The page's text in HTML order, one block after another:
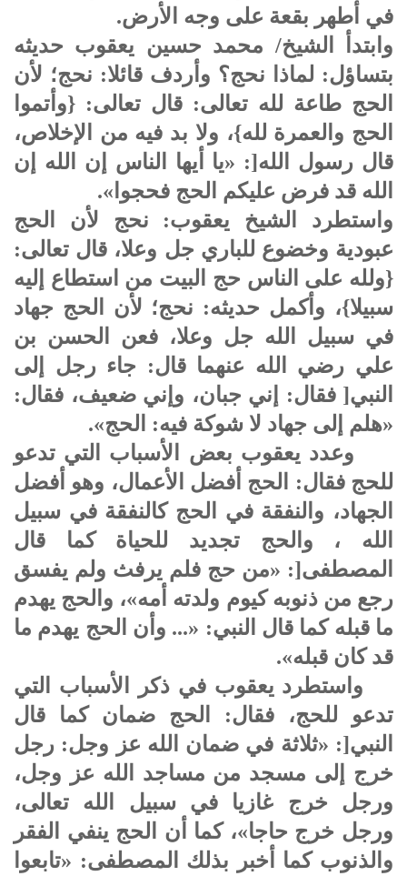
في أطهر بقعة على وجه الأرض.
وابتدأ الشيخ/ محمد حسين يعقوب حديثه
بتساؤل: لماذا نحج؟ وأردف قائلا: نحج؛ لأن
الحج طاعة لله تعالى: قال تعالى: {وأتموا
الحج والعمرة لله}، ولا بد فيه من الإخلاص،
قال رسول الله[: «يا أيها الناس إن الله إن
الله قد فرض عليكم الحج فحجوا».
واستطرد الشيخ يعقوب: نحج لأن الحج
عبودية وخضوع للباري جل وعلا، قال تعالى:
{ولله على الناس حج البيت من استطاع إليه
سبيلا}، وأكمل حديثه: نحج؛ لأن الحج جهاد
في سبيل الله جل وعلا، فعن الحسن بن
علي رضي الله عنهما قال: جاء رجل إلى
النبي[ فقال: إني جبان، وإني ضعيف، فقال:
«هلم إلى جهاد لا شوكة فيه: الحج».
وعدد يعقوب بعض الأسباب التي تدعو
للحج فقال: الحج أفضل الأعمال، وهو أفضل
الجهاد، والنفقة في الحج كالنفقة في سبيل
الله ، والحج تجديد للحياة كما قال
المصطفى[: «من حج فلم يرفث ولم يفسق
رجع من ذنوبه كيوم ولدته أمه»، والحج يهدم
ما قبله كما قال النبي: «... وأن الحج يهدم ما
قد كان قبله».
واستطرد يعقوب في ذكر الأسباب التي
تدعو للحج، فقال: الحج ضمان كما قال
النبي[: «ثلاثة في ضمان الله عز وجل: رجل
خرج إلى مسجد من مساجد الله عز وجل،
ورجل خرج غازيا في سبيل الله تعالى،
ورجل خرج حاجا»، كما أن الحج ينفي الفقر
والذنوب كما أخبر بذلك المصطفى: «تابعوا